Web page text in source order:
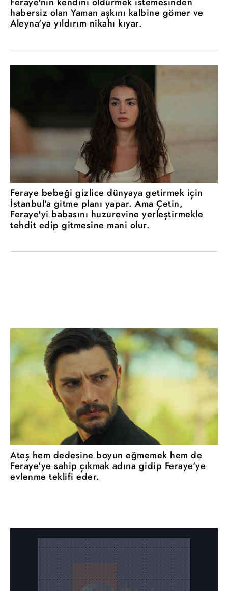
habersiz olan Yaman aşkını kalbine gömer ve
Aleyna'ya yıldırım nikahı kıyar.
Feraye bebeği gizlice dünyaya getirmek için
İstanbul'a gitme planı yapar. Ama Çetin,
Feraye'yi babasını huzurevine yerleştirmekle
tehdit edip gitmesine mani olur.
Ateş hem dedesine boyun eğmemek hem de
Feraye'ye sahip çıkmak adına gidip Feraye'ye
evlenme teklifi eder.